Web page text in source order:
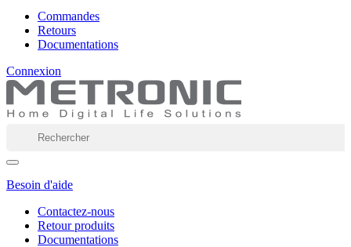
Commandes
Retours
Documentations
Connexion
Besoin d'aide
Contactez-nous
Retour produits
Documentations